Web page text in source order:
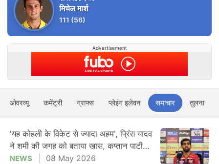
मिचेल मार्श
111 (56)
Advertisement
ओवरव्यू कमेंट्री ग्राफ्स प्लेइंग इलेवन समाचार तुलना
'यह कोहली के विकेट से ज्यादा अहम', प्रिंस यादव
ने शमी की जगह को बताया खास, कप्तान पाटीदार
ने पेसर को सराहा
NEWS 08 May 2026